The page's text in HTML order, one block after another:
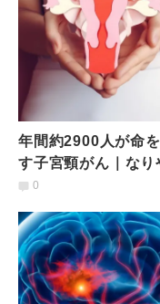
年間約2900人が命
す子宮頸がん｜なり
い人の特徴は？どん
解説
0